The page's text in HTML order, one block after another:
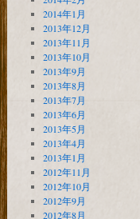
2014年1月
2013年12月
2013年11月
2013年10月
2013年9月
2013年8月
2013年7月
2013年6月
2013年5月
2013年4月
2013年1月
2012年11月
2012年10月
2012年9月
2012年8月